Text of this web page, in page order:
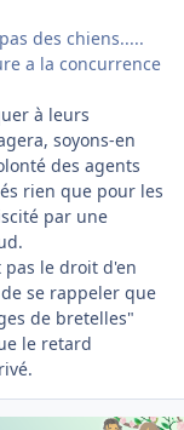
des chiens.....
a la concurrence
à leurs
soyons-en
des agents
rien que pour les
par une
pas le droit d'en
se rappeler que
de bretelles"
le retard